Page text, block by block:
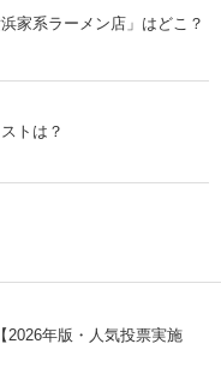
家系ラーメン店」はどこ？
トは？
2026年版・人気投票実施